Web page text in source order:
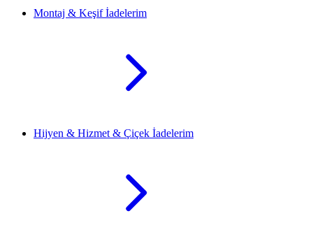
Montaj & Keşif İadelerim
Hijyen & Hizmet & Çiçek İadelerim